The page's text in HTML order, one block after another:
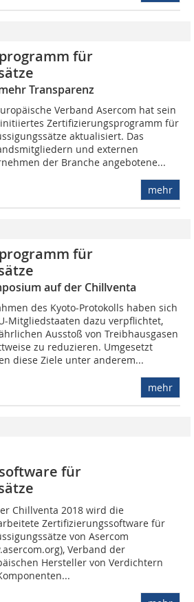
für
Transparenz
Verband Asercom hat sein
Zertifizierungsprogramm für
aktualisiert. Das
und externen
der Branche angebotene...
mehr
für
auf der Chillventa
des Kyoto-Protokolls haben sich
Mitgliedstaaten dazu verpflichtet,
Ausstoß von Treibhausgasen
zu reduzieren. Umgesetzt
diese Ziele unter anderem...
mehr
für
Chillventa 2018 wird die
Zertifizierungssoftware für
von Asercom
Verband der
Hersteller von Verdichtern